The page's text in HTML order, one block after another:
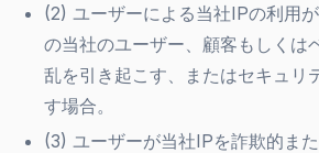
(2) ユーザーによる当社IPの利用
の当社のユーザー、顧客もしくは
乱を引き起こす、またはセキュリ
す場合。
(3) ユーザーが当社IPを詐欺的ま